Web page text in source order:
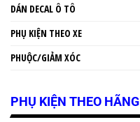
DÁN DECAL Ô TÔ
PHỤ KIỆN THEO XE
PHUỘC/GIẢM XÓC
PHỤ KIỆN THEO HÃNG